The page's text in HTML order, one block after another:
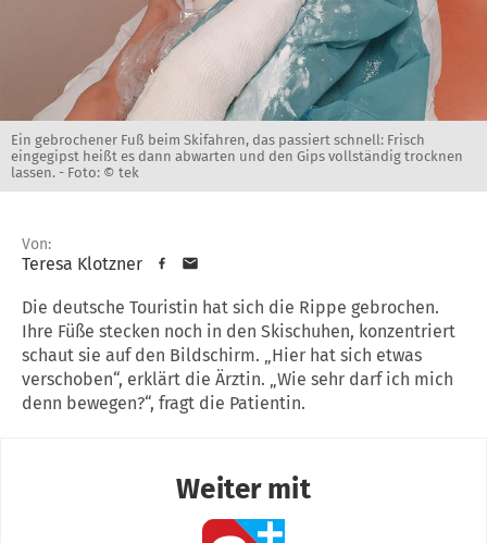
Ein gebrochener Fuß beim Skifahren, das passiert schnell: Frisch
eingegipst heißt es dann abwarten und den Gips vollständig trocknen
lassen. - Foto: © tek
Von:
Teresa Klotzner
Die deutsche Touristin hat sich die Rippe gebrochen.
Ihre Füße stecken noch in den Skischuhen, konzentriert
schaut sie auf den Bildschirm. „Hier hat sich etwas
verschoben“, erklärt die Ärztin. „Wie sehr darf ich mich
denn bewegen?“, fragt die Patientin.